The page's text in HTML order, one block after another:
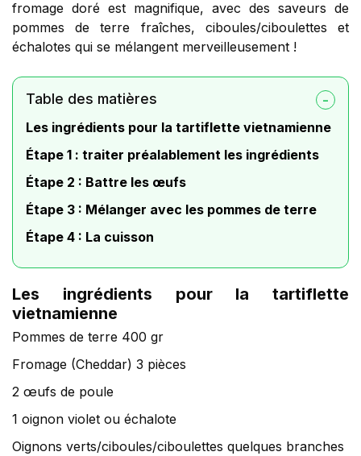
fromage doré est magnifique, avec des saveurs de
pommes de terre fraîches, ciboules/ciboulettes et
échalotes qui se mélangent merveilleusement !
Table des matières
Les ingrédients pour la tartiflette vietnamienne
Étape 1 : traiter préalablement les ingrédients
Étape 2 : Battre les œufs
Étape 3 : Mélanger avec les pommes de terre
Étape 4 : La cuisson
Les ingrédients pour la tartiflette
vietnamienne
Pommes de terre 400 gr
Fromage (Cheddar) 3 pièces
2 œufs de poule
1 oignon violet ou échalote
Oignons verts/ciboules/ciboulettes quelques branches